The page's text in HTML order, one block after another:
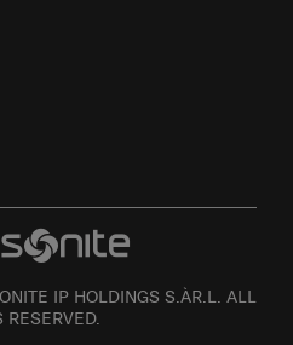
IP HOLDINGS S.ÀR.L. ALL
RESERVED.